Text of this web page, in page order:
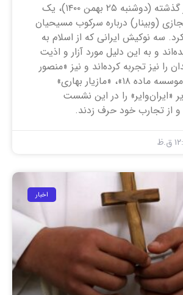
‌«ایران‌وایر» روز گذشته (دوشنبه ۲۵ بهمن ۱۴۰۰)، یک
(وبینار) درباره سرکوب مسیحیان
کرد. سه نوکیش ایرانی که از اسلام به
و به این دلیل مورد آزار و اذیت
را نیز تجربه کرده‌اند و نیز «منصور
برجی»، مدیر «موسسه ماده‌ ۱۸»، «مازیار بهاری»
«ایران‌وایر» را در این نشست
از تجارب خود حرف زدند.
اخبار